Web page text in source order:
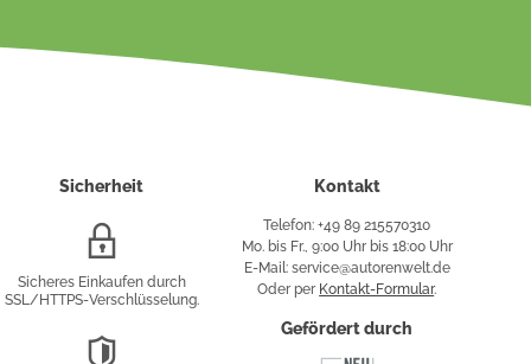
Sicherheit
Verschlüsselung
Sicheres Einkaufen durch
SSL/HTTPS-Verschlüsselung.
Kontakt
Telefon: +49 89 215570310
Mo. bis Fr., 9:00 Uhr bis 18:00 Uhr
E-Mail: service@autorenwelt.de
Oder per Kontakt-Formular.
Gefördert durch